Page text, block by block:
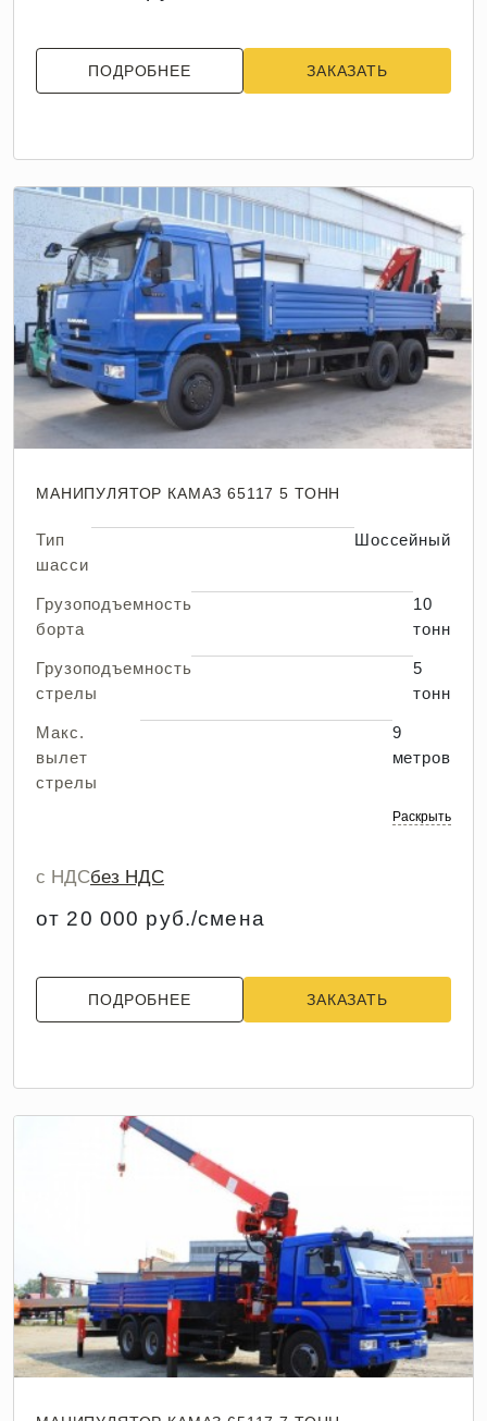
ПОДРОБНЕЕ ЗАКАЗАТЬ
МАНИПУЛЯТОР КАМАЗ 65117 5 ТОНН
Тип
шасси
Шоссейный
Грузоподъемность
борта
10
тонн
Грузоподъемность
стрелы
5
тонн
Макс.
вылет
стрелы
9
метров
Раскрыть
с НДСбез НДС
от 20 000 руб./смена
ПОДРОБНЕЕ ЗАКАЗАТЬ